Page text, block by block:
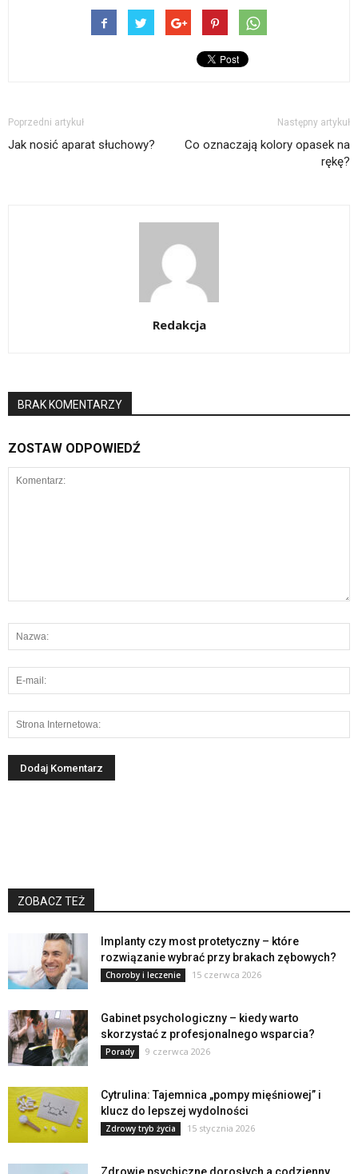
Poprzedni artykuł
Jak nosić aparat słuchowy?
Następny artykuł
Co oznaczają kolory opasek na
rękę?
Redakcja
BRAK KOMENTARZY
ZOSTAW ODPOWIEDŹ
ZOBACZ TEŻ
Implanty czy most protetyczny – które
rozwiązanie wybrać przy brakach zębowych?
Choroby i leczenie 15 czerwca 2026
Gabinet psychologiczny – kiedy warto
skorzystać z profesjonalnego wsparcia?
Porady 9 czerwca 2026
Cytrulina: Tajemnica „pompy mięśniowej” i
klucz do lepszej wydolności
Zdrowy tryb życia 15 stycznia 2026
Zdrowie psychiczne dorosłych a codzienny